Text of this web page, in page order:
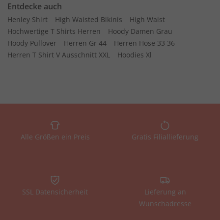
Entdecke auch
Henley Shirt High Waisted Bikinis
High Waist
Hochwertige T Shirts Herren
Hoody Damen Grau
Hoody Pullover
Herren Gr 44
Herren Hose 33 36
Herren T Shirt V Ausschnitt XXL
Hoodies Xl
Alle Größen ein Preis Gratis Filiallieferung
SSL Datensicherheit
Lieferung an
Wunschadresse